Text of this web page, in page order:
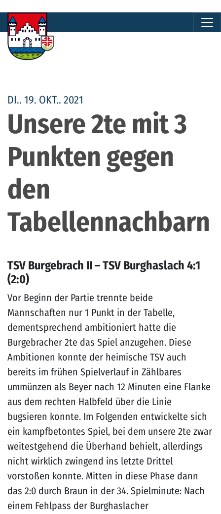
DI.. 19. OKT.. 2021
Unsere 2te mit 3
Punkten gegen
den
Tabellennachbarn
TSV Burgebrach II – TSV Burghaslach 4:1
(2:0)
Vor Beginn der Partie trennte beide
Mannschaften nur 1 Punkt in der Tabelle,
dementsprechend ambitioniert hatte die
Burgebracher 2te das Spiel anzugehen. Diese
Ambitionen konnte der heimische TSV auch
bereits im frühen Spielverlauf in Zählbares
ummünzen als Beyer nach 12 Minuten eine Flanke
aus dem rechten Halbfeld über die Linie
bugsieren konnte. Im Folgenden entwickelte sich
ein kampfbetontes Spiel, bei dem unsere 2te zwar
weitestgehend die Überhand behielt, allerdings
nicht wirklich zwingend ins letzte Drittel
vorstoßen konnte. Mitten in diese Phase dann
das 2:0 durch Braun in der 34. Spielminute: Nach
einem Fehlpass der Burghaslacher